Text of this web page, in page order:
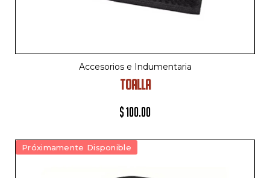
Accesorios e Indumentaria
TOALLA
$100.00
Próximamente Disponible